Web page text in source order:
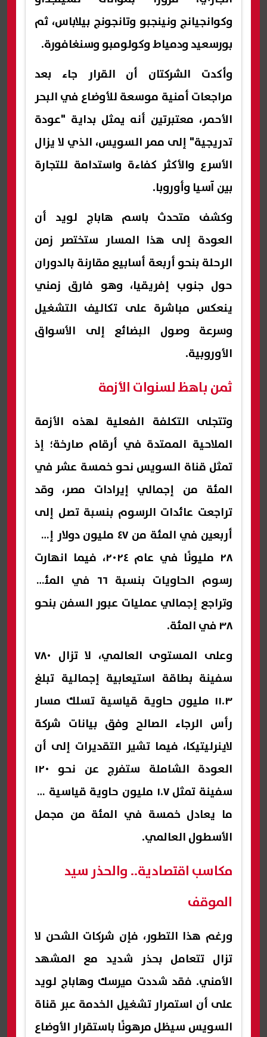
وكوانجيانج ونينجبو وتانجونج بيلاباس، ثم
بورسعيد ودمياط وكولومبو وسنغافورة.
وأكدت الشركتان أن القرار جاء بعد
مراجعات أمنية موسعة للأوضاع في البحر
الأحمر، معتبرتين أنه يمثل بداية "عودة
تدريجية" إلى ممر السويس، الذي لا يزال
الأسرع والأكثر كفاءة واستدامة للتجارة
بين آسيا وأوروبا.
وكشف متحدث باسم هاباج لويد أن
العودة إلى هذا المسار ستختصر زمن
الرحلة بنحو أربعة أسابيع مقارنة بالدوران
حول جنوب إفريقيا، وهو فارق زمني
ينعكس مباشرة على تكاليف التشغيل
وسرعة وصول البضائع إلى الأسواق
الأوروبية.
ثمن باهظ لسنوات الأزمة
وتتجلى التكلفة الفعلية لهذه الأزمة
الملاحية الممتدة في أرقام صارخة؛ إذ
تمثل قناة السويس نحو خمسة عشر في
المئة من إجمالي إيرادات مصر، وقد
تراجعت عائدات الرسوم بنسبة تصل إلى
أربعين في المئة من ٤٧ مليون دولار إلى
٢٨ مليونًا في عام ٢٠٢٤، فيما انهارت
رسوم الحاويات بنسبة ٦٦ في المئة،
وتراجع إجمالي عمليات عبور السفن بنحو
٣٨ في المئة.
وعلى المستوى العالمي، لا تزال ٧٨٠
سفينة بطاقة استيعابية إجمالية تبلغ
١١.٣ مليون حاوية قياسية تسلك مسار
رأس الرجاء الصالح وفق بيانات شركة
لاينرليتيكا، فيما تشير التقديرات إلى أن
العودة الشاملة ستفرج عن نحو ١٢٠
سفينة تمثل ١.٧ مليون حاوية قياسية أو
ما يعادل خمسة في المئة من مجمل
الأسطول العالمي.
مكاسب اقتصادية.. والحذر سيد
الموقف
ورغم هذا التطور، فإن شركات الشحن لا
تزال تتعامل بحذر شديد مع المشهد
الأمني. فقد شددت ميرسك وهاباج لويد
على أن استمرار تشغيل الخدمة عبر قناة
السويس سيظل مرهونًا باستقرار الأوضاع